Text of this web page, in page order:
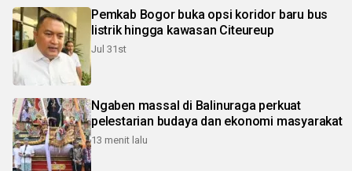
Pemkab Bogor buka opsi koridor baru bus
listrik hingga kawasan Citeureup
Jul 31st
Ngaben massal di Balinuraga perkuat
pelestarian budaya dan ekonomi masyarakat
13 menit lalu